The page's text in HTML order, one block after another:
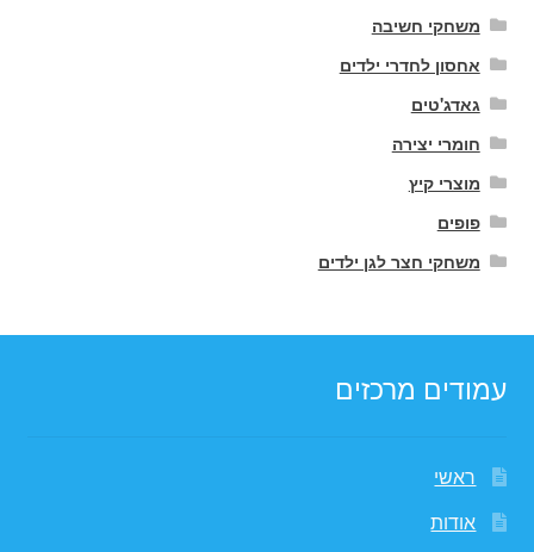
משחקי חשיבה
אחסון לחדרי ילדים
גאדג'טים
חומרי יצירה
מוצרי קיץ
פופים
משחקי חצר לגן ילדים
עמודים מרכזים
ראשי
אודות